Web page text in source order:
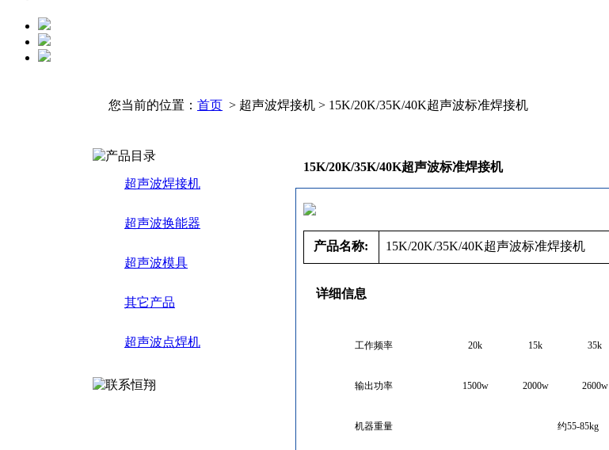
您当前的位置： 首页 > 超声波焊接机 > 15K/20K/35K/40K超声波标准焊接机
超声波焊接机
超声波换能器
超声波模具
其它产品
超声波点焊机
15K/20K/35K/40K超声波标准焊接机
产品名称: 15K/20K/35K/40K超声波标准焊接机
详细信息
工作频率 20k 15k 35k
输出功率 1500w 2000w 2600w
机器重量 约55-85kg